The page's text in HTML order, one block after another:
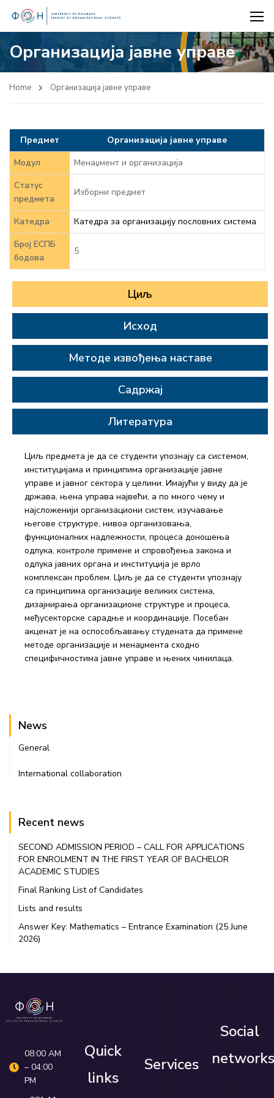
Организација јавне управе
Home Организација јавне управе
Предмет
Организација јавне управе
Модул
Менаџмент и организација
Статус
предмета
Изборни предмет
Катедра
Катедра за организацију пословних система
Број ЕСПБ
бодова
5
Циљ
Исход
Методе извођења наставе
Садржај
Литература
Циљ предмета је да се студенти упознају са системом,
институцијама и принципима организације јавне
управе и јавног сектора у целини. Имајући у виду да је
држава, њена управа највећи, а по много чему и
најсложенији организациони систем, изучавање
његове структуре, нивоа организовања,
функционалних надлежности, процеса доношења
одлука, контроле примене и спровођења закона и
одлука јавних органа и институција је врло
комплексан проблем. Циљ је да се студенти упознају
са принципима организације великих система,
дизајнирања организационе структуре и процеса,
међусекторске сарадње и координације. Посебан
акценат је на оспособљавању студената да примене
методе организације и менаџмента сходно
специфичностима јавне управе и њених чинилаца.
News
General
International collaboration
Recent news
SECOND ADMISSION PERIOD – CALL FOR APPLICATIONS
FOR ENROLMENT IN THE FIRST YEAR OF BACHELOR
ACADEMIC STUDIES
Final Ranking List of Candidates
Lists and results
Answer Key: Mathematics – Entrance Examination (25 June
2026)
08:00 AM
– 04:00
PM
Quick
links
Services
Social
networks